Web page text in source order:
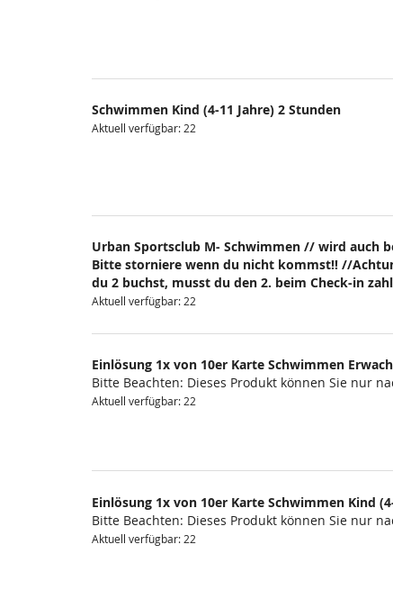
Schwimmen Kind (4-11 Jahre) 2 Stunden
Aktuell verfügbar: 22
Urban Sportsclub M- Schwimmen // wird auch
Bitte storniere wenn du nicht kommst!! //
du 2 buchst, musst du den 2. beim Check-in
Aktuell verfügbar: 22
Einlösung 1x von 10er Karte Schwimmen
Bitte Beachten: Dieses Produkt können Sie nur
Aktuell verfügbar: 22
Einlösung 1x von 10er Karte Schwimmen Kind
Bitte Beachten: Dieses Produkt können Sie nur
Aktuell verfügbar: 22